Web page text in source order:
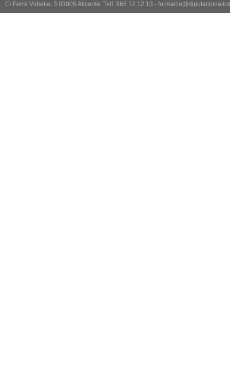
C/ Ferré Vidiella, 3 03005 Alicante. Telf. 965 12 12 13 -